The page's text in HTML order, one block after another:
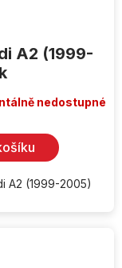
A2 (1999-
nedostupné
A2 (1999-2005)